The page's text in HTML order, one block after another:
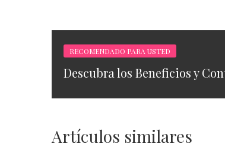
RECOMENDADO PARA USTED
Descubra los Beneficios y
Artículos similares